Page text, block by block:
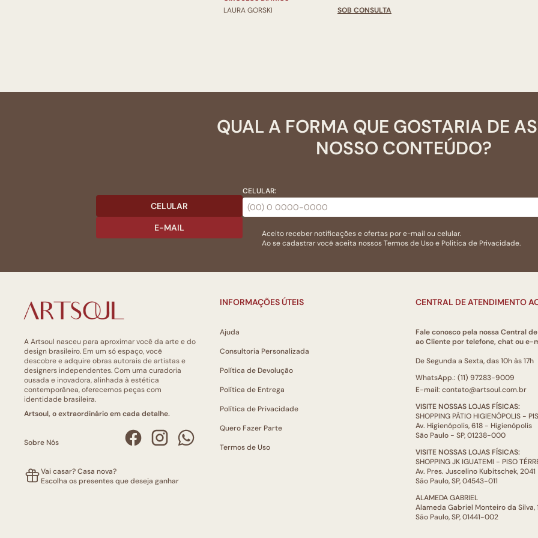
LAURA GORSKI
SOB CONSULTA
QUAL A FORMA QUE GOSTARIA DE
NOSSO CONTEÚDO?
CELULAR
E-MAIL
CELULAR:
Aceito receber notificações e ofertas por e-mail ou celular.
Ao se cadastrar você aceita nossosTermos de Usoe Politica de Privacidade.
A Artsoul nasceu para aproximar você da arte e do
design brasileiro. Em um só espaço, você
descobre e adquire obras autorais de artistas e
designers independentes. Com uma curadoria
ousada e inovadora, alinhada à estética
contemporânea, oferecemos peças com
identidade brasileira.
Artsoul, o extraordinário em cada detalhe.
Sobre Nós
Vai casar? Casa nova?
Escolha os presentes que deseja ganhar
INFORMAÇÕES ÚTEIS
Ajuda
Consultoria Personalizada
Política de Devolução
Política de Entrega
Política de Privacidade
Quero Fazer Parte
Termos de Uso
CENTRAL DE ATENDIMENTO
Fale conosco pela nossa Central
ao Cliente por telefone, chat ou e-
De Segunda a Sexta, das 10h às 17h
WhatsApp.: (11) 97283-9009
E-mail: contato@artsoul.com.br
VISITE NOSSAS LOJAS FÍSICAS:
SHOPPING PÁTIO HIGIENÓPOLIS -
Av. Higienópolis, 618 - Higienópolis
São Paulo - SP, 01238-000
VISITE NOSSAS LOJAS FÍSICAS:
SHOPPING JK IGUATEMI - PISO
Av. Pres. Juscelino Kubitschek, 2041
São Paulo, SP, 04543-011
ALAMEDA GABRIEL
Alameda Gabriel Monteiro da Silva,
São Paulo, SP, 01441-002